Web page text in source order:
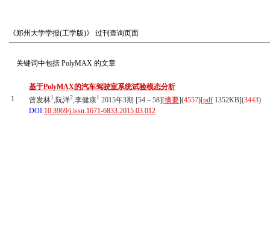
《郑州大学学报(工学版)》 过刊查询页面
关键词中包括 PolyMAX 的文章
1
基于PolyMAX的汽车驾驶室系统试验模态分析
曾发林1,阮洋2,李健康1 2015年3期 [54－58][摘要](4557)[pdf 1352KB](3443)
DOI:10.3969/j.issn.1671-6833.2015.03.012